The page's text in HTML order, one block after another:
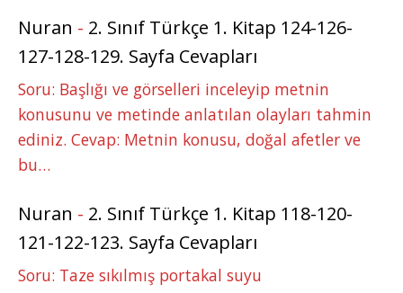
Nuran - 2. Sınıf Türkçe 1. Kitap 124-126-
127-128-129. Sayfa Cevapları
Soru: Başlığı ve görselleri inceleyip metnin
konusunu ve metinde anlatılan olayları tahmin
ediniz. Cevap: Metnin konusu, doğal afetler ve
bu…
Nuran - 2. Sınıf Türkçe 1. Kitap 118-120-
121-122-123. Sayfa Cevapları
Soru: Taze sıkılmış portakal suyu